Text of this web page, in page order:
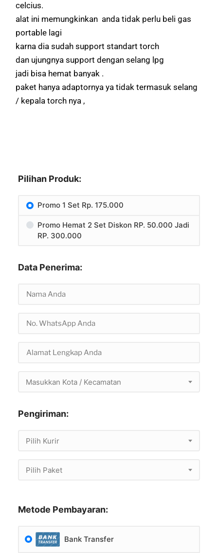
celcius.
alat ini memungkinkan anda tidak perlu beli gas
portable lagi
karna dia sudah support standart torch
dan ujungnya support dengan selang lpg
jadi bisa hemat banyak .
paket hanya adaptornya ya tidak termasuk selang
/ kepala torch nya ,
Pilihan Produk:
Promo 1 Set Rp. 175.000
Promo Hemat 2 Set Diskon RP. 50.000 Jadi
RP. 300.000
Data Penerima:
Masukkan Kota / Kecamatan
Pengiriman:
Pilih Kurir
Pilih Paket
Metode Pembayaran:
Bank Transfer